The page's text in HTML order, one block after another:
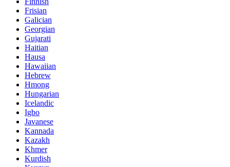
Frisian
Galician
Georgian
Gujarati
Haitian
Hausa
Hawaiian
Hebrew
Hmong
Hungarian
Icelandic
Igbo
Javanese
Kannada
Kazakh
Khmer
Kurdish